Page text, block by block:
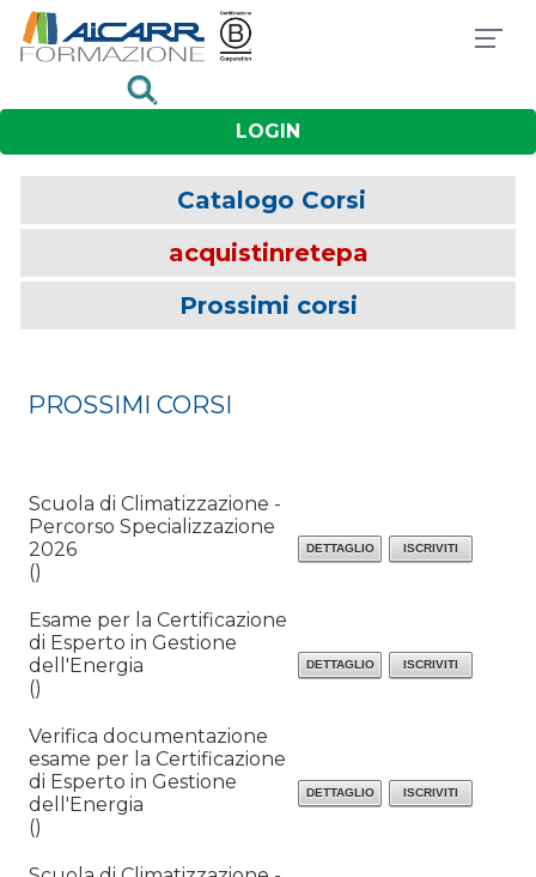
LOGIN
Catalogo Corsi
acquistinretepa
Prossimi corsi
PROSSIMI CORSI
Scuola di Climatizzazione -
Percorso Specializzazione
2026
()
Esame per la Certificazione
di Esperto in Gestione
dell'Energia
()
Verifica documentazione
esame per la Certificazione
di Esperto in Gestione
dell'Energia
()